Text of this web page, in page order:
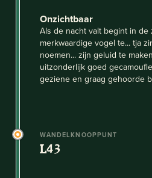
Onzichtbaar
Als de nacht valt begint in de
merkwaardige vogel te... tja
noemen... zijn geluid te
uitzonderlijk goed
geziene en graag gehoorde
WANDELKNOOPPUNT
L43